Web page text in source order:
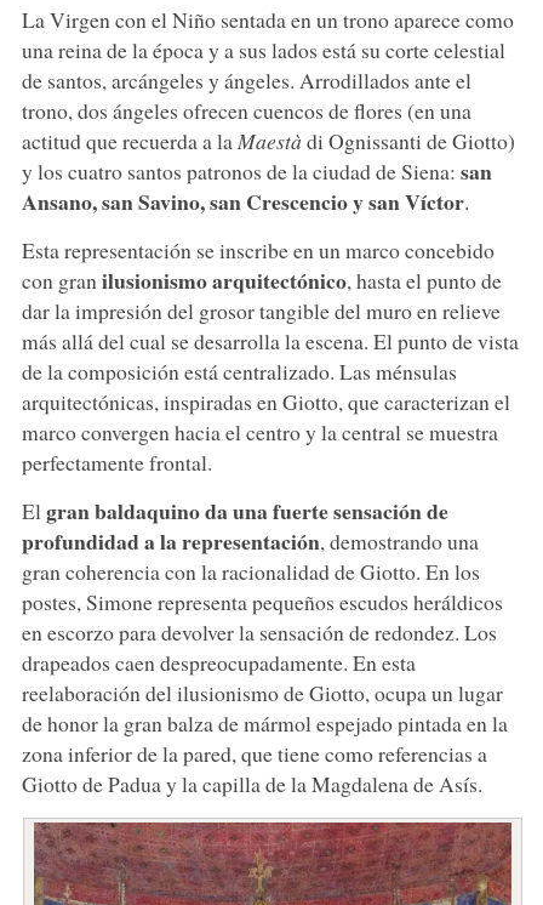
La Virgen con el Niño sentada en un trono aparece como
una reina de la época y a sus lados está su corte celestial
de santos, arcángeles y ángeles. Arrodillados ante el
trono, dos ángeles ofrecen cuencos de flores (en una
actitud que recuerda a la Maestà di Ognissanti de Giotto)
y los cuatro santos patronos de la ciudad de Siena: san
Ansano, san Savino, san Crescencio y san Víctor.
Esta representación se inscribe en un marco concebido
con gran ilusionismo arquitectónico, hasta el punto de
dar la impresión del grosor tangible del muro en relieve
más allá del cual se desarrolla la escena. El punto de vista
de la composición está centralizado. Las ménsulas
arquitectónicas, inspiradas en Giotto, que caracterizan el
marco convergen hacia el centro y la central se muestra
perfectamente frontal.
El gran baldaquino da una fuerte sensación de
profundidad a la representación, demostrando una
gran coherencia con la racionalidad de Giotto. En los
postes, Simone representa pequeños escudos heráldicos
en escorzo para devolver la sensación de redondez. Los
drapeados caen despreocupadamente. En esta
reelaboración del ilusionismo de Giotto, ocupa un lugar
de honor la gran balza de mármol espejado pintada en la
zona inferior de la pared, que tiene como referencias a
Giotto de Padua y la capilla de la Magdalena de Asís.